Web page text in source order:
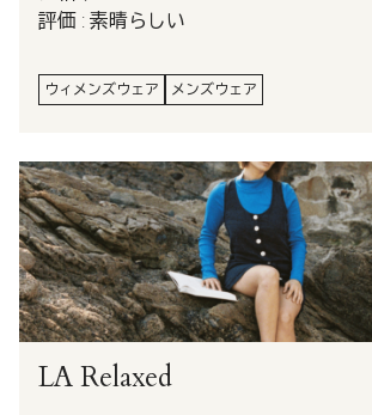
評価 : 素晴らしい
ウィメンズウェア メンズウェア
LA Relaxed